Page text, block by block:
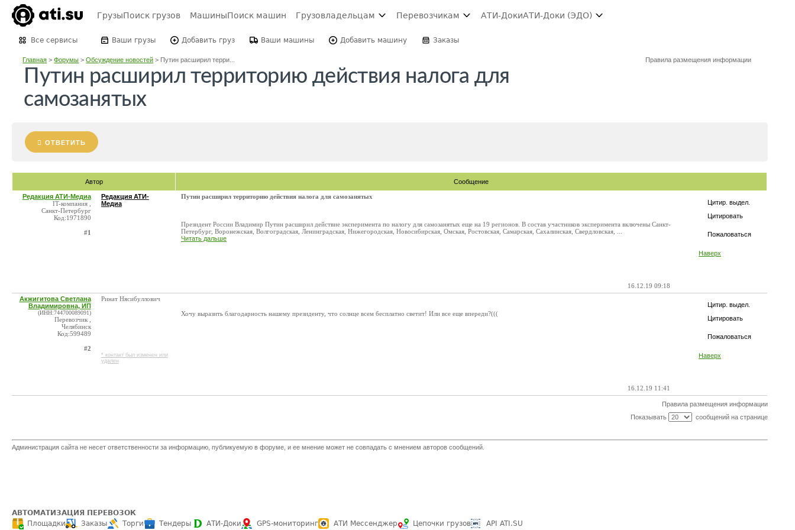
ГрузыПоиск грузов МашиныПоиск машин Грузовладельцам Перевозчикам АТИ-ДокиАТИ-Доки (ЭДО)
Все сервисы Ваши грузы Добавить груз Ваши машины Добавить машину Заказы
Главная >Форумы >Обсуждение новостей > Путин расширил терри... Правила размещения информации
Путин расширил территорию действия налога для
самозанятых
ОТВЕТИТЬ
Автор Сообщение
Цитир. выдел.
Цитировать
Пожаловаться
Наверх
Редакция АТИ-Медиа
IT-компания ,
Санкт-Петербург
Код:1971890
#1
Редакция АТИ-
Медиа
Путин расширил территорию действия налога для самозанятых
Президент России Владимир Путин расширил действие эксперимента по налогу для самозанятых еще на 19 регионов. В состав участников эксперимента включены Санкт-
Петербург, Воронежская, Волгоградская, Ленинградская, Нижегородская, Новосибирская, Омская, Ростовская, Самарская, Сахалинская, Свердловская, ...
Читать дальше
16.12.19 09:18
Цитир. выдел.
Цитировать
Пожаловаться
Наверх
Акжигитова Светлана
Владимировна, ИП
(ИНН:744700089091)
Перевозчик ,
Челябинск
Код:599489
#2
Ринат Нясибуллович
* контакт был изменен или
удален
Хочу выразить благодарность нашему президенту, что солнце всем бесплатно светит! Или все еще впереди?(((
16.12.19 11:41
Правила размещения информации
Показывать
сообщений на странице
Администрация сайта не несет ответственности за информацию, публикуемую в форуме, и ее мнение может не совпадать с мнением авторов сообщений.
АВТОМАТИЗАЦИЯ ПЕРЕВОЗОК
Площадки
Заказы Торги Тендеры АТИ-Доки GPS-мониторинг АТИ Мессенджер Цепочки грузов API ATI.SU